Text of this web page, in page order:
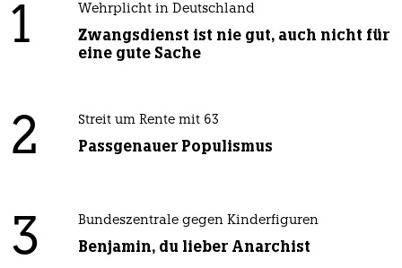
1 Wehrplicht in Deutschland
Zwangsdienst ist nie gut, auch nicht für
eine gute Sache
2 Streit um Rente mit 63
Passgenauer Populismus
3 Bundeszentrale gegen Kinderfiguren
Benjamin, du lieber Anarchist